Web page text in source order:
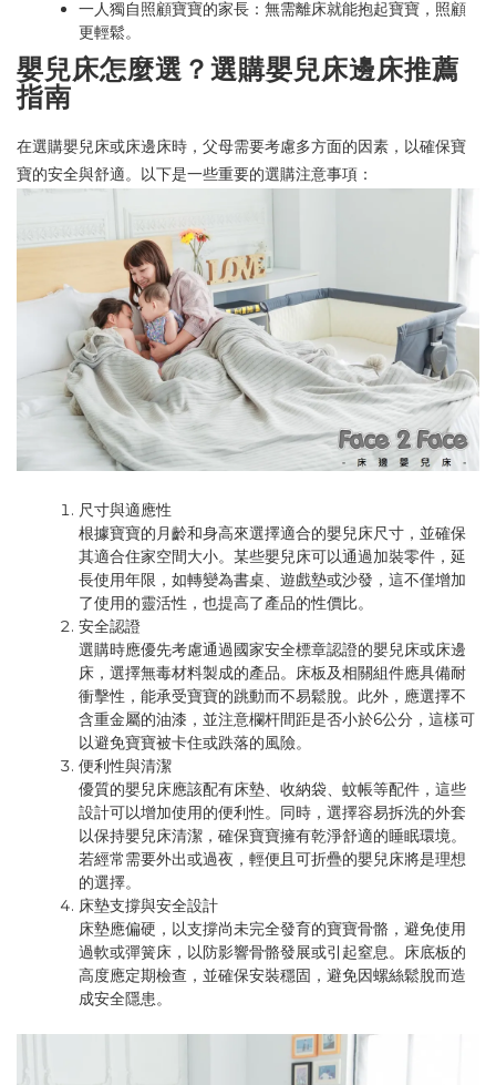
一人獨自照顧寶寶的家長：無需離床就能抱起寶寶，照顧
更輕鬆。
嬰兒床怎麼選？選購嬰兒床邊床推薦
指南
在選購嬰兒床或床邊床時，父母需要考慮多方面的因素，以確保寶
寶的安全與舒適。以下是一些重要的選購注意事項：
尺寸與適應性
根據寶寶的月齡和身高來選擇適合的嬰兒床尺寸，並確保
其適合住家空間大小。某些嬰兒床可以通過加裝零件，延
長使用年限，如轉變為書桌、遊戲墊或沙發，這不僅增加
了使用的靈活性，也提高了產品的性價比。
安全認證
選購時應優先考慮通過國家安全標章認證的嬰兒床或床邊
床，選擇無毒材料製成的產品。床板及相關組件應具備耐
衝擊性，能承受寶寶的跳動而不易鬆脫。此外，應選擇不
含重金屬的油漆，並注意欄杆間距是否小於6公分，這樣可
以避免寶寶被卡住或跌落的風險。
便利性與清潔
優質的嬰兒床應該配有床墊、收納袋、蚊帳等配件，這些
設計可以增加使用的便利性。同時，選擇容易拆洗的外套
以保持嬰兒床清潔，確保寶寶擁有乾淨舒適的睡眠環境。
若經常需要外出或過夜，輕便且可折疊的嬰兒床將是理想
的選擇。
床墊支撐與安全設計
床墊應偏硬，以支撐尚未完全發育的寶寶骨骼，避免使用
過軟或彈簧床，以防影響骨骼發展或引起窒息。床底板的
高度應定期檢查，並確保安裝穩固，避免因螺絲鬆脫而造
成安全隱患。